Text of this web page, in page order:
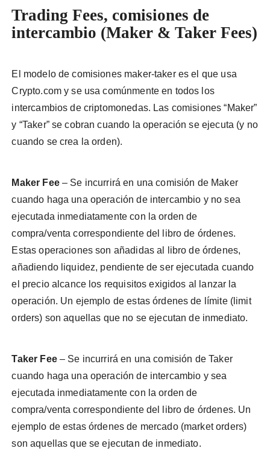
Trading Fees, comisiones de
intercambio (Maker & Taker Fees)
El modelo de comisiones maker-taker es el que usa
Crypto.com y se usa comúnmente en todos los
intercambios de criptomonedas. Las comisiones “Maker”
y “Taker” se cobran cuando la operación se ejecuta (y no
cuando se crea la orden).
Maker Fee– Se incurrirá en una comisión de Maker
cuando haga una operación de intercambio y no sea
ejecutada inmediatamente con la orden de
compra/venta correspondiente del libro de órdenes.
Estas operaciones son añadidas al libro de órdenes,
añadiendo liquidez, pendiente de ser ejecutada cuando
el precio alcance los requisitos exigidos al lanzar la
operación. Un ejemplo de estas órdenes de límite (limit
orders) son aquellas que no se ejecutan de inmediato.
Taker Fee– Se incurrirá en una comisión de Taker
cuando haga una operación de intercambio y sea
ejecutada inmediatamente con la orden de
compra/venta correspondiente del libro de órdenes. Un
ejemplo de estas órdenes de mercado (market orders)
son aquellas que se ejecutan de inmediato.